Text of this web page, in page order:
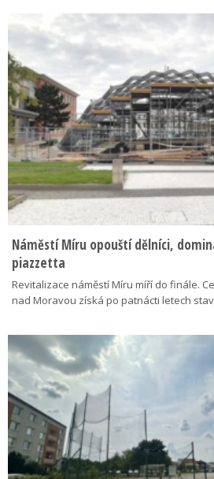
Náměstí Míru opouští dělníci,
piazzetta
Revitalizace náměstí Míru míří do finále.
nad Moravou získá po patnácti letech